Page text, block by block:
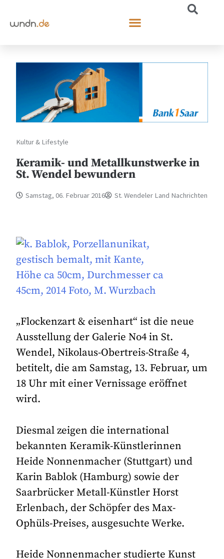
Kultur & Lifestyle
Keramik- und Metallkunstwerke in
St. Wendel bewundern
Samstag, 06. Februar 2016 St. Wendeler Land Nachrichten
„Flockenzart & eisenhart“ ist die neue
Ausstellung der Galerie No4 in St.
Wendel, Nikolaus-Obertreis-Straße 4,
betitelt, die am Samstag, 13. Februar, um
18 Uhr mit einer Vernissage eröffnet
wird.
Diesmal zeigen die international
bekannten Keramik-Künstlerinnen
Heide Nonnenmacher (Stuttgart) und
Karin Bablok (Hamburg) sowie der
Saarbrücker Metall-Künstler Horst
Erlenbach, der Schöpfer des Max-
Ophüls-Preises, ausgesuchte Werke.
Heide Nonnenmacher studierte Kunst